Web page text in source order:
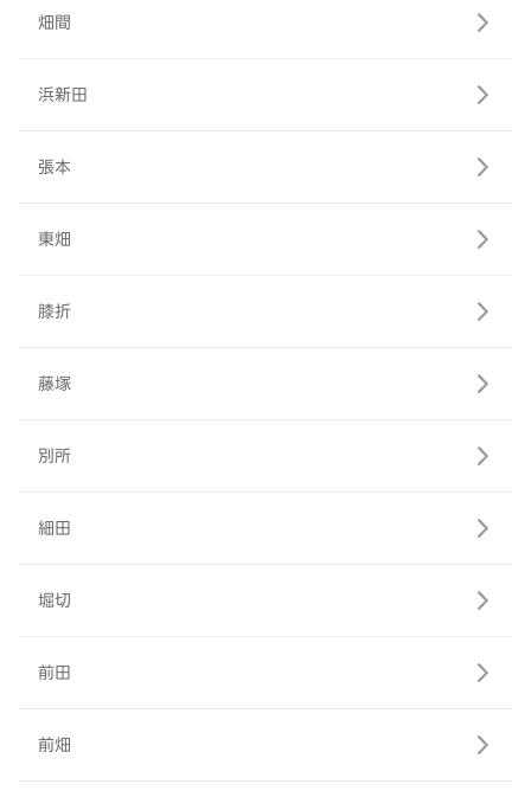
畑間
浜新田
張本
東畑
膝折
藤塚
別所
細田
堀切
前田
前畑